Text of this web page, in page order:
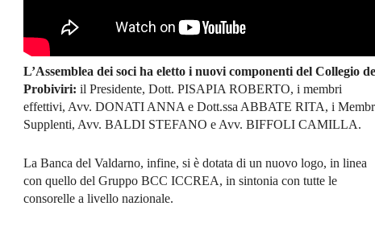
L’Assemblea dei soci ha eletto i nuovi componenti del Collegio
Probiviri: il Presidente, Dott. PISAPIA ROBERTO, i membri
effettivi, Avv. DONATI ANNA e Dott.ssa ABBATE RITA, i
Supplenti, Avv. BALDI STEFANO e Avv. BIFFOLI CAMILLA.
La Banca del Valdarno, infine, si è dotata di un nuovo logo, in linea
con quello del Gruppo BCC ICCREA, in sintonia con tutte le
consorelle a livello nazionale.